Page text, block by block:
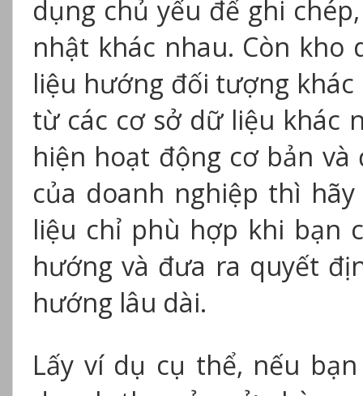
dụng chủ yếu để ghi
nhật khác nhau. Còn
liệu hướng đối tượng
từ ​​các cơ sở dữ liệu khác
hiện hoạt động cơ bản
của doanh nghiệp thì
liệu chỉ phù hợp khi bạn
hướng và đưa ra quyết
hướng lâu dài.
Lấy ví dụ cụ thể, nếu